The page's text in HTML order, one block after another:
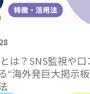
は？SNS監視や口
“海外発巨大掲示